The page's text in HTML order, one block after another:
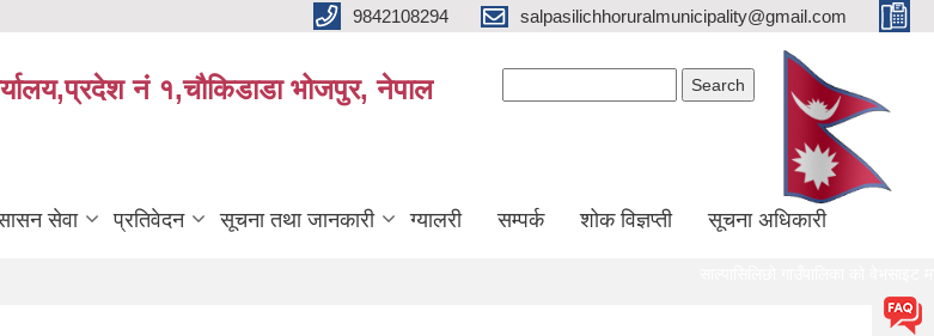
9842108294 salpasilichhoruralmunicipality@gmail.com
नं १,चौकिडाडा भोजपुर, नेपाल
सेवा प्रतिवेदन सूचना तथा जानकारी ग्यालरी सम्पर्क शोक विज्ञप्ती सूचना अधिकारी